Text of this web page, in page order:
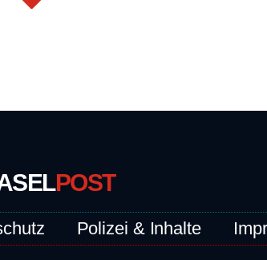
POST
Polizei & Inhalte